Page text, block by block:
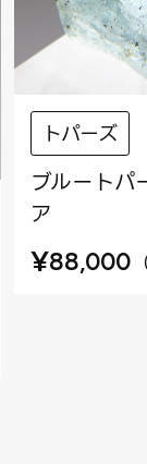
トパーズ
ブルート
ア
¥88,000